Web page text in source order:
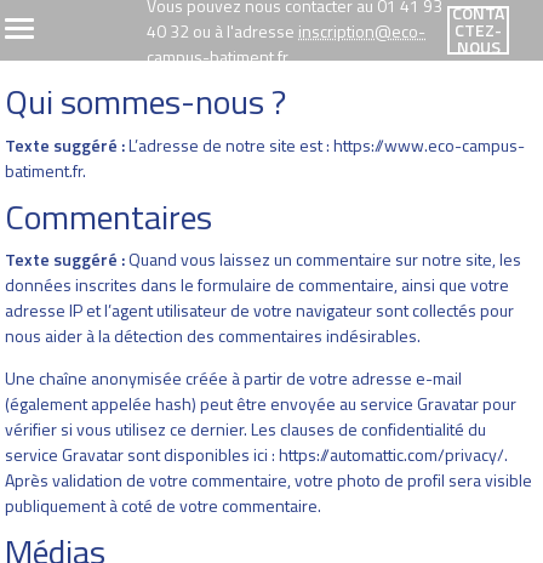
40 32 ou à l'adresse inscription@eco-
campus-batiment.fr
CONTA
CTEZ-
NOUS
Qui sommes-nous ?
Texte suggéré :L’adresse de notre site est : https://www.eco-campus-
batiment.fr.
Commentaires
Texte suggéré :Quand vous laissez un commentaire sur notre site, les
données inscrites dans le formulaire de commentaire, ainsi que votre
adresse IP et l’agent utilisateur de votre navigateur sont collectés pour
nous aider à la détection des commentaires indésirables.
Une chaîne anonymisée créée à partir de votre adresse e-mail
(également appelée hash) peut être envoyée au service Gravatar pour
vérifier si vous utilisez ce dernier. Les clauses de confidentialité du
service Gravatar sont disponibles ici : https://automattic.com/privacy/.
Après validation de votre commentaire, votre photo de profil sera visible
publiquement à coté de votre commentaire.
Médias